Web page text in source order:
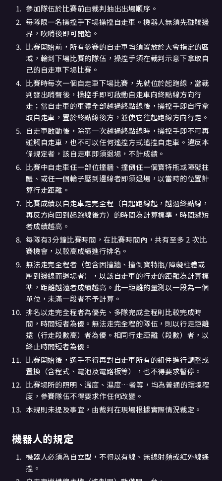
參加隊伍於比賽前由裁判抽出出場順序。
每隊限一名操控手下場操控自走車。機器人無須先碰觸邊
界，吹哨後即可開始。
比賽開始前，所有參賽的自走車均須置放於大會指定的區
域，輪到下場比賽的隊伍，操控手須在裁判示意下拿取自
己的自走車下場比賽。
比賽時每次一個自走車下場比賽，先就位於起跑線，當裁
判發出哨聲後，操控手即可啟動自走車向終點線方向行
走；當自走車的車體全部越過終點線後，操控手即自行拿
取自走車，置於終點線後方，並使它往起跑線方向行走。
自走車啟動後，除第一次越過終點線時，操控手即不可再
碰觸自走車，也不可以任何遙控方式遙控自走車。違反本
條規定者，該自走車即須退場，不計成績。
比賽中自走車任一部位撞牆、撞倒任一個寶特瓶或障礙柱
體、或任一個輪子壓到邊線者即須退場，以當時的位置計
算行走距離。
比賽成績以自走車走完全程（自起跑線起，越過終點線，
再反方向回到起跑線後方）的時間為計算標準，時間越短
者成績越高。
每隊有3分鐘比賽時間，在比賽時間內，共有至多 2 次比
賽機會，以較高成績進行排名。
無法走完全程者（包含因撞牆、撞倒寶特瓶/障礙柱體或
壓到邊線而退場者），以該自走車的行走的距離為計算標
準，距離越遠者成績越高。此一距離的量測以一段為一個
單位，未滿一段者不予計算。
排名以走完全程者為優先、多隊完成全程則比較完成時
間，時間短者為優。無法走完全程的隊伍，則以行走距離
遠（行走段數高）者為優。相同行走距離（段數）者，以
終止時間短者為優。
比賽開始後，選手不得再對自走車所有的組件進行調整或
置換（含程式、電池及電路板等），也不得要求暫停。
比賽場所的照明、溫度、濕度…者等，均為普通的環境程
度，參賽隊伍不得要求作任何改變。
本規則未提及事宜，由裁判在現場根據實際情況裁定。
機器人的規定
機器人必須為自立型，不得以有線、無線射頻或紅外線遙
控。